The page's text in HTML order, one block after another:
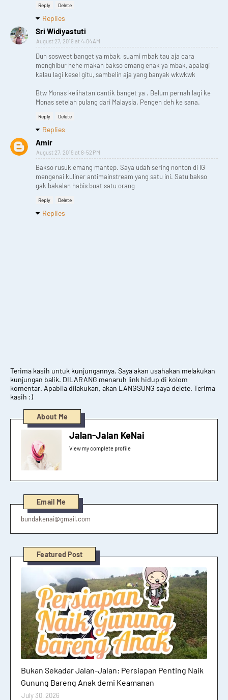
Reply Delete
Replies
Sri Widiyastuti
August 27, 2019 at 4:04 AM
Duh sosweet banget ya mbak, suami mbak tau aja cara
menghibur hehe makan bakso emang enak ya mbak, apalagi
kalau lagi kesel gitu, sambelin aja yang banyak wkwkwk
Btw Monas kelihatan cantik banget ya . Belum pernah lagi ke
Monas setelah pulang dari Malaysia. Pengen deh ke sana.
Reply Delete
Replies
Amir
August 27, 2019 at 8:52 PM
Bakso rusuk emang mantep. Saya udah sering nonton di IG
mengenai kuliner antimainstream yang satu ini. Satu bakso
gak bakalan habis buat satu orang
Reply Delete
Replies
Terima kasih untuk kunjungannya. Saya akan usahakan melakukan
kunjungan balik. DILARANG menaruh link hidup di kolom
komentar. Apabila dilakukan, akan LANGSUNG saya delete. Terima
kasih :)
About Me
Jalan-Jalan KeNai
View my complete profile
Email Me
bundakenai@gmail.com
Featured Post
Bukan Sekadar Jalan-Jalan: Persiapan Penting Naik
Gunung Bareng Anak demi Keamanan
July 30, 2026